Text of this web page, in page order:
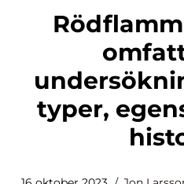
Rödflammig hud en
typer,